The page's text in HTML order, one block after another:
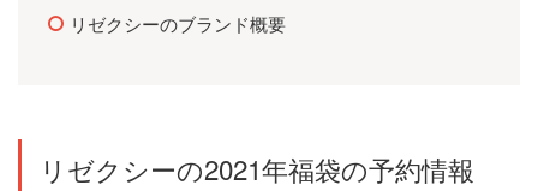
リゼクシーのブランド概要
リゼクシーの2021年福袋の予約情報